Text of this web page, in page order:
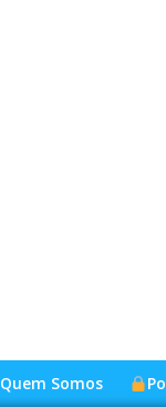
Quem Somos